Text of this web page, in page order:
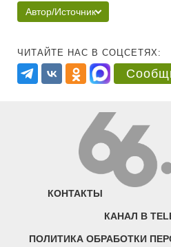
Автор/Источник
ЧИТАЙТЕ НАС В СОЦСЕТЯХ:
КОНТАКТЫ
КАНАЛ В
ПОЛИТИКА ОБРАБОТКИ